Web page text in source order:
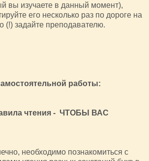
вы изучаете в данный момент),
его несколько раз по дороге на
(!) задайте преподавателю.
работы:
чтения - ЧТОБЫ ВАС
необходимо познакомиться с